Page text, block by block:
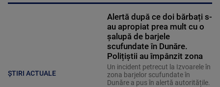
ȘTIRI ACTUALE
Alertă după ce doi bărbați s-
au apropiat prea mult cu o
șalupă de barjele
scufundate în Dunăre.
Polițiștii au împânzit zona
Un incident petrecut la Izvoarele în
zona barjelor scufundate în
Dunăre a pus în alertă autoritățile.